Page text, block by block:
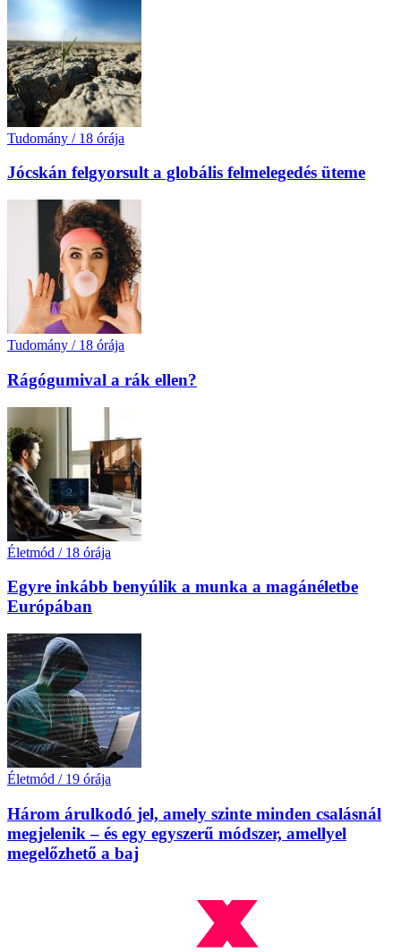
Tudomány / 18 órája
Jócskán felgyorsult a globális felmelegedés üteme
Tudomány / 18 órája
Rágógumival a rák ellen?
Életmód / 18 órája
Egyre inkább benyúlik a munka a magánéletbe
Európában
Életmód / 19 órája
Három árulkodó jel, amely szinte minden csalásnál
megjelenik – és egy egyszerű módszer, amellyel
megelőzhető a baj